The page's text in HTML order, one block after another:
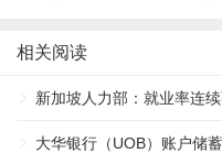
相关阅读
新加坡人力部：就业率连
大华银行（UOB）账户储